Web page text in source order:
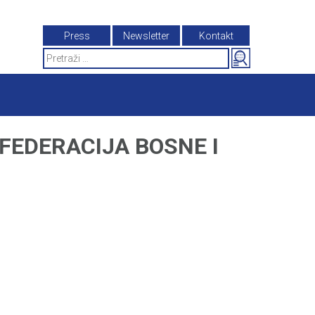
Press Newsletter
Kontakt
Search
for:
BOSNE I